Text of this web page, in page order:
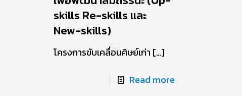
skills Re-skills และ
New-skills)
โครงการขับเคลื่อนศิษย์เก่า […]
Read more